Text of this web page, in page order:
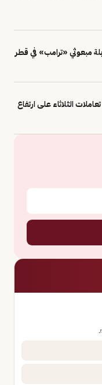
مبعوثي «ترامب» في قطر
الثلاثاء على ارتفاع